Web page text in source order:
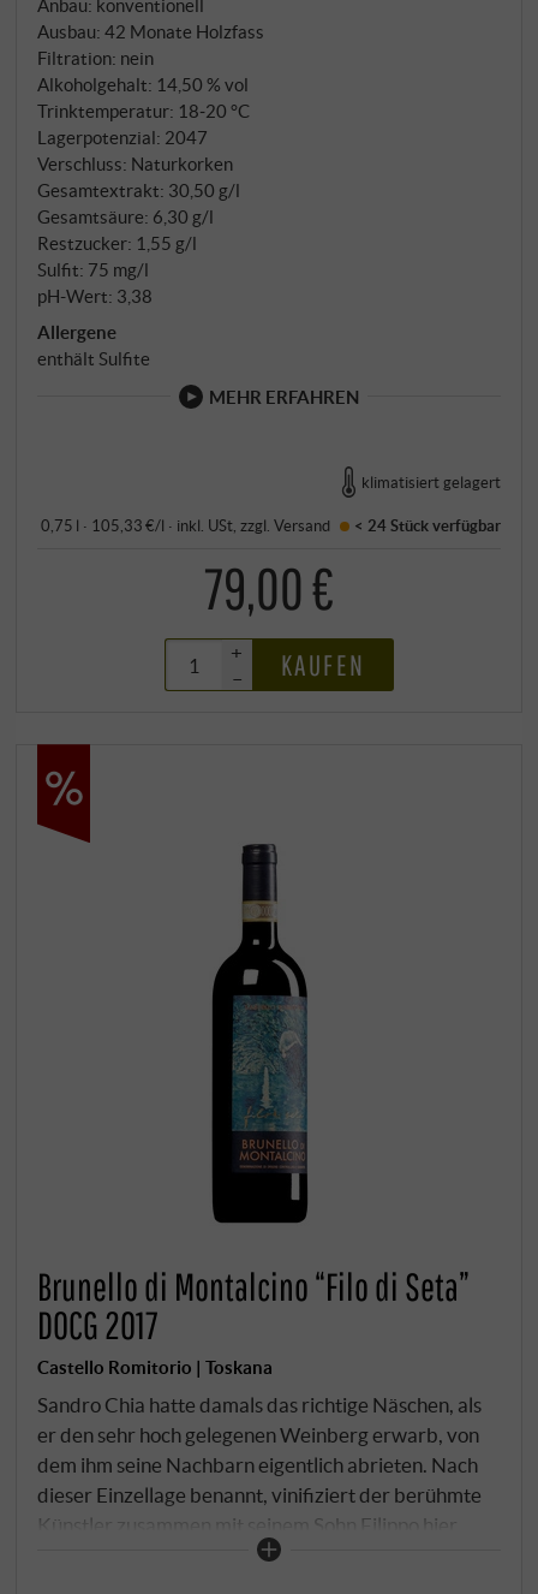
Anbau: konventionell
Ausbau: 42 Monate Holzfass
Filtration: nein
Alkoholgehalt: 14,50 % vol
Trinktemperatur: 18‑20 °C
Lagerpotenzial: 2047
Verschluss: Naturkorken
Gesamtextrakt: 30,50 g/l
Gesamtsäure: 6,30 g/l
Restzucker: 1,55 g/l
Sulfit: 75 mg/l
pH-Wert: 3,38
Allergene
enthält Sulfite
MEHR ERFAHREN
klimatisiert gelagert
0,75 l · 105,33 €/l · inkl. USt, zzgl.Versand < 24 Stückverfügbar
79,00 €
+
–
KAUFEN
Brunello di Montalcino “Filo di Seta”
DOCG 2017
Castello Romitorio | Toskana
Sandro Chia hatte damals das richtige Näschen, als
er den sehr hoch gelegenen Weinberg erwarb, von
dem ihm seine Nachbarn eigentlich abrieten. Nach
dieser Einzellage benannt, vinifiziert der berühmte
Künstler zusammen mit seinem Sohn Filippo hier
einen Wein, der etwas dichter als die normale